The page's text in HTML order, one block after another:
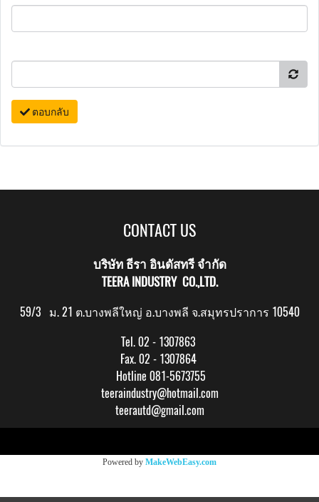
ตอบกลับ
CONTACT US
บริษัท ธีรา อินดัสทรี จำกัด
TEERA INDUSTRY CO.,LTD.
59/3 ม. 21 ต.บางพลีใหญ่ อ.บางพลี จ.สมุทรปราการ 10540
Tel. 02 - 1307863
Fax. 02 - 1307864
Hotline 081-5673755
teeraindustry@hotmail.com
teerautd@gmail.com
Powered by MakeWebEasy.com